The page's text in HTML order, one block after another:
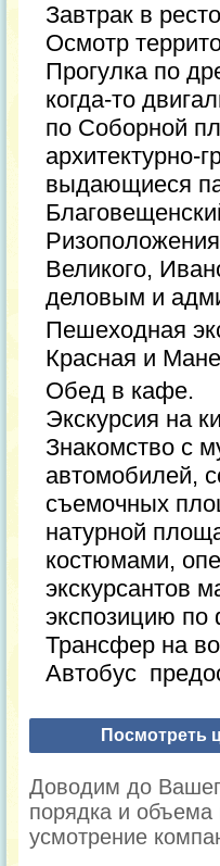
Завтрак в
Осмотр
Прогулка по
когда-то
по Соборной
архитектурно-
выдающиеся
Великого,
деловым и
Пешеходная
Красная и
Обед в кафе.
Экскурсия на
Знакомство с
автомобилей,
съемочных
натурной
костюмами,
экскурсантов
экспозицию
Трансфер на
Автобус
Посмотреть
Доводим до
порядка и объема
усмотрение